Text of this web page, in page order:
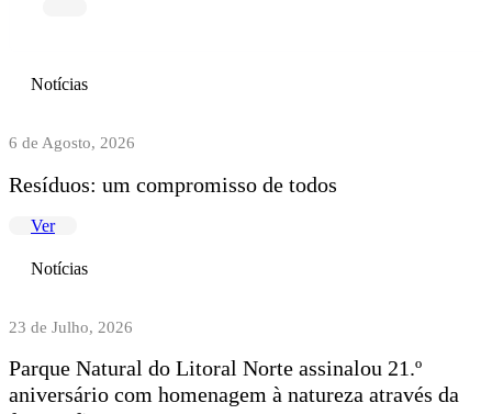
Notícias
6 de Agosto, 2026
Resíduos: um compromisso de todos
Ver
Notícias
23 de Julho, 2026
Parque Natural do Litoral Norte assinalou 21.º
aniversário com homenagem à natureza através da